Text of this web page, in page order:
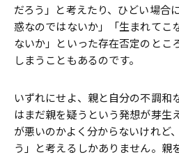
だろう」と考えたり、ひどい場合
惑なのではないか」「生まれてこ
ないか」といった存在否定のとこ
しまうこともあるのです。
いずれにせよ、親と自分の不調和
はまだ親を疑うという発想が芽生
が悪いのかよく分からないけれど
う」と考えるしかありません。親